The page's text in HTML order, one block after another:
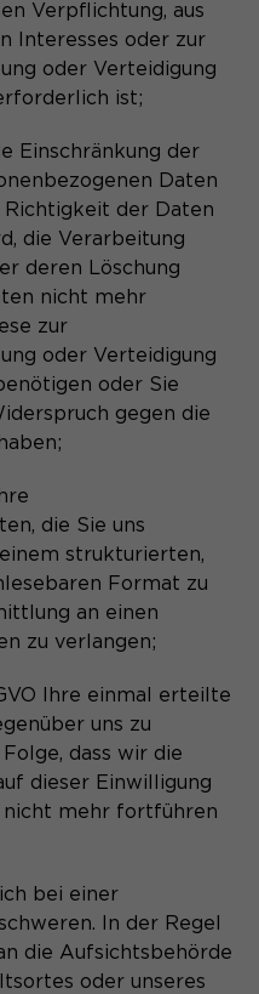
Verpflichtung, aus
Interesses oder zur
oder Verteidigung
ist;
Einschränkung der
Daten
Richtigkeit der Daten
die Verarbeitung
deren Löschung
nicht mehr
zur
oder Verteidigung
oder Sie
gegen die
die Sie uns
strukturierten,
Format zu
an einen
zu verlangen;
Ihre einmal erteilte
uns zu
dass wir die
dieser Einwilligung
nicht mehr fortführen
bei einer
In der Regel
die Aufsichtsbehörde
oder unseres